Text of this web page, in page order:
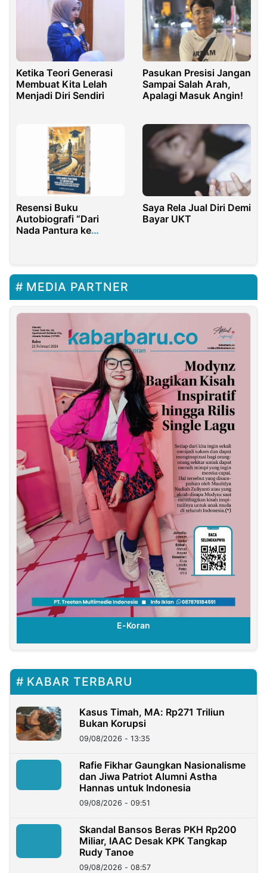
Ketika Teori Generasi
Membuat Kita Lelah
Menjadi Diri Sendiri
Pasukan Presisi Jangan
Sampai Salah Arah,
Apalagi Masuk Angin!
Resensi Buku
Autobiografi “Dari
Nada Pantura ke
Doktor”
Saya Rela Jual Diri Demi
Bayar UKT
MEDIA PARTNER
E-Koran
KABAR TERBARU
Kasus Timah, MA: Rp271 Triliun
Bukan Korupsi
09/08/2026 - 13:35
Rafie Fikhar Gaungkan Nasionalisme
dan Jiwa Patriot Alumni Astha
Hannas untuk Indonesia
09/08/2026 - 09:51
Skandal Bansos Beras PKH Rp200
Miliar, IAAC Desak KPK Tangkap
Rudy Tanoe
09/08/2026 - 08:57